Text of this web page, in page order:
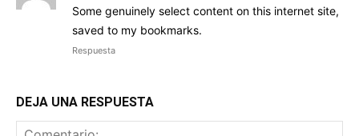
Some genuinely select content on this internet site,
saved to my bookmarks.
Respuesta
DEJA UNA RESPUESTA